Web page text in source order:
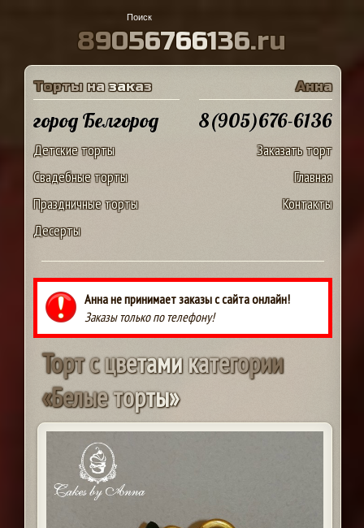
89056766136.ru
Торты на заказ
город Белгород
Детские торты
Свадебные торты
Праздничные торты
Десерты
Анна
8(905)676-6136
Заказать торт
Главная
Контакты
Анна не принимает заказы с сайта онлайн!
Заказы только по телефону!
Тортсцветамикатегории
«Белыеторты»